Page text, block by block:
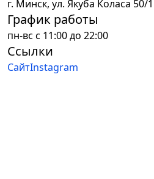
г. Минск, ул. Якуба Коласа 50/1
График работы
пн-вс с 11:00 до 22:00
Ссылки
СайтInstagram